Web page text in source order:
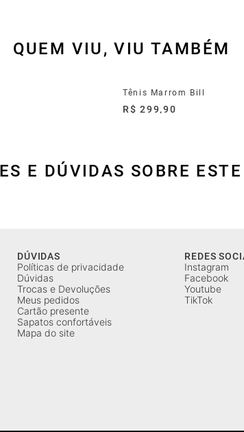
QUEM VIU, VIU TAMBÉM
Tênis Marrom Bill
R$ 299,90
E DÚVIDAS SOBRE
DÚVIDAS
Políticas de privacidade
Dúvidas
Trocas e Devoluções
Meus pedidos
Cartão presente
Sapatos confortáveis
Mapa do site
REDES
Instagram
Facebook
Youtube
TikTok